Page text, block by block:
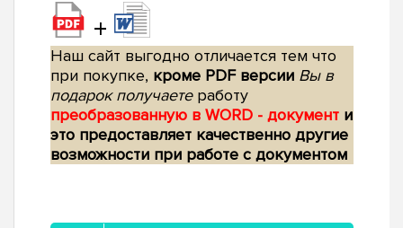
+
Наш сайт выгодно отличается тем что
при покупке, кроме PDF версии Вы в
подарок получаетеработу
преобразованную в WORD - документ и
это предоставляет качественно другие
возможности при работе с документом